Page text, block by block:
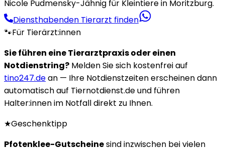
Nicole Pudmensky-Jähnig für Kleintiere in Moritzburg.
Diensthabenden Tierarzt finden
🐾Für Tierärzt:innen
Sie führen eine Tierarztpraxis oder einen
Notdienstring? Melden Sie sich kostenfrei auf
tino247.dean — Ihre Notdienstzeiten erscheinen dann
automatisch auf Tiernotdienst.de und führen
Halter:innen im Notfall direkt zu Ihnen.
★Geschenktipp
Pfotenklee-Gutscheinesind inzwischen bei vielen